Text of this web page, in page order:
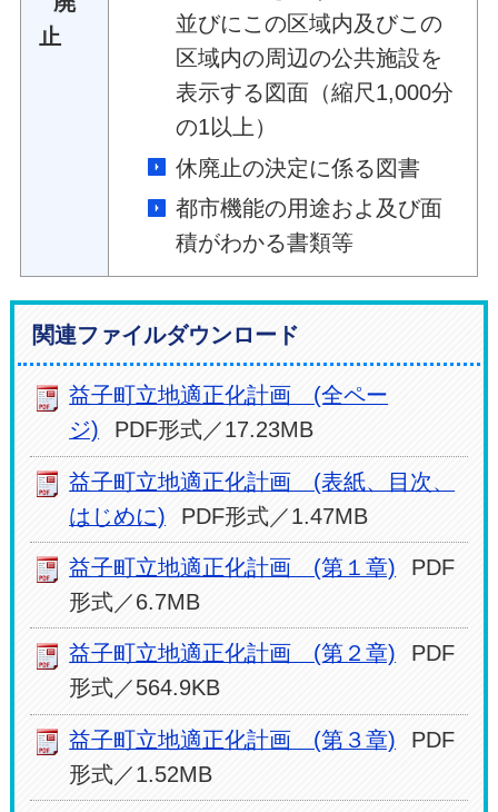
止
並びにこの区域内及びこの
区域内の周辺の公共施設を
表示する図面（縮尺1,000分
の1以上）
休廃止の決定に係る図書
都市機能の用途およ及び面
積がわかる書類等
関連ファイルダウンロード
益子町立地適正化計画 (全ペー
ジ)
PDF形式／17.23MB
益子町立地適正化計画 (表紙、目次、
はじめに)
PDF形式／1.47MB
益子町立地適正化計画 (第１章)
PDF
形式／6.7MB
益子町立地適正化計画 (第２章)
PDF
形式／564.9KB
益子町立地適正化計画 (第３章)
PDF
形式／1.52MB